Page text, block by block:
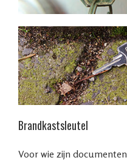
Brandkastsleutel
Voor wie zijn